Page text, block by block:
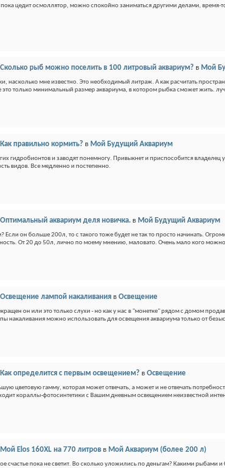
цедит осмоллятор, можно спокойно заниматься другими делами, время-
Сколько рыб можно поселить в 100 литровый аквариум? в Мой
насколько мне известно. Это необходимый литраж. А как расчитать
только минимальный размер аквариума, в котором рыбка сможет жить.
Как правильно кормить? в Мой Будущий Аквариум
гидробионтов и заводят понемногу. Привыкнет и приспособится владелец
видов. Все медленно и постепенно.
Оптимальный аквариум деля новичка. в Мой Будущий Аквариум
Если он больше 200л, то с такого тоже будет не так то просто начинать.
От 20 до 50л, лично по моему мнению, маловато. Очень мало кого
Освещение лампой накаливания в Освещение
он или это только слухи - но как у нас в "монетке" рядом с домом
накаливания можно использовать для освещения аквариума только от
Как определится с первым освещением? в Освещение
цветовую гамму, которая может отвечать, а может и не отвечать
кораллы-фотосинтетики с Вашим дневным освещением неизвестной
Мой Elos 160XL на 770 литров в Мой Аквариум (более 200 л)
счастье пока не светит. Во сколько уложились по деньгам? Какими рыбами